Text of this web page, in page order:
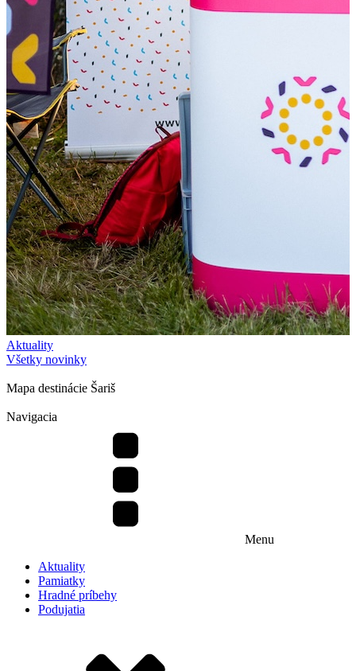
Aktuality
Všetky novinky
Mapa destinácie Šariš
Navigacia
Menu
Aktuality
Pamiatky
Hradné príbehy
Podujatia